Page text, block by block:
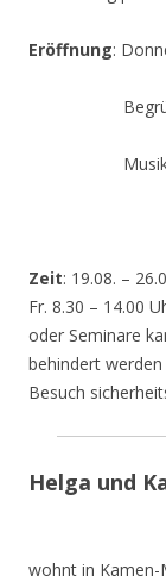
Eröffnung:
Zeit: 19.08. –
Fr. 8.30 – 14.00
oder Seminare
behindert
Besuch
Helga und
wohnt in Kamen-